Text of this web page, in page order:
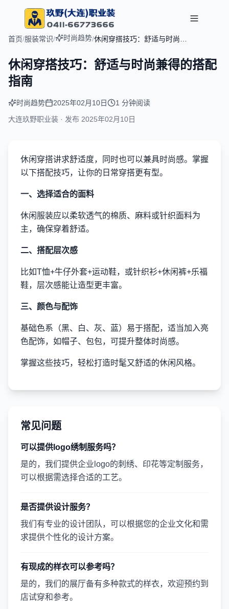
首页/服装常识/ 时尚趋势/休闲穿搭技巧：舒适与时尚兼
休闲穿搭技巧：舒适与时尚兼得的搭配
指南
时尚趋势 2025年02月10日
1 分钟阅读
大连玖野职业装 · 发布 2025年02月10日
休闲穿搭讲求舒适度，同时也可以兼具时尚感。掌握
以下搭配技巧，让你的日常穿搭更有型。
一、选择适合的面料
休闲服装应以柔软透气的棉质、麻料或针织面料为
主，确保穿着舒适。
二、搭配层次感
比如T恤+牛仔外套+运动鞋，或针织衫+休闲裤+乐福
鞋，层次感能让造型更丰富。
三、颜色与配饰
基础色系（黑、白、灰、蓝）易于搭配，适当加入亮
色配饰，如帽子、包包，可提升整体时尚感。
掌握这些技巧，轻松打造时髦又舒适的休闲风格。
常见问题
可以提供logo绣制服务吗？
是的，我们提供企业logo的刺绣、印花等定制服务，
可以根据需选择合适的工艺。
是否提供设计服务？
我们有专业的设计团队，可以根据您的企业文化和需
求提供个性化的设计方案。
有现成的样衣可以参考吗？
是的，我们的展厅备有多种款式的样衣，欢迎预约到
店试穿和参考。